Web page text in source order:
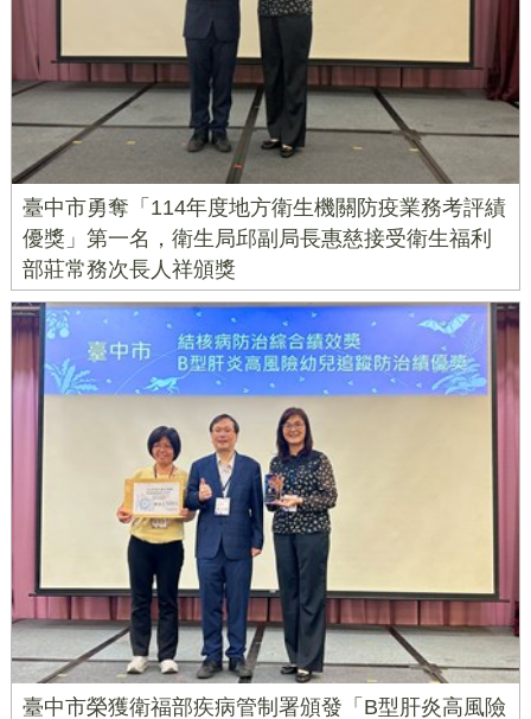
臺中市勇奪「114年度地方衛生機關防疫業務考評績
優獎」第一名，衛生局邱副局長惠慈接受衛生福利
部莊常務次長人祥頒獎
臺中市榮獲衛福部疾病管制署頒發「B型肝炎高風險